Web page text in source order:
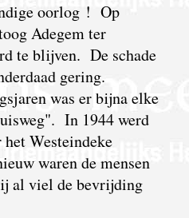
oorlog ! Op
Adegem ter
te blijven. De schade
gering.
was er bijna elke
In 1944 werd
Westeindeke
waren de mensen
al viel de bevrijding